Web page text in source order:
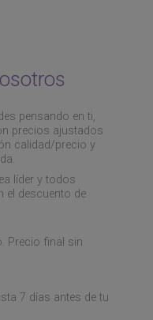
pensando en ti,
precios ajustados
calidad/precio y
líder y todos
el descuento de
Precio final sin
7 días antes de tu